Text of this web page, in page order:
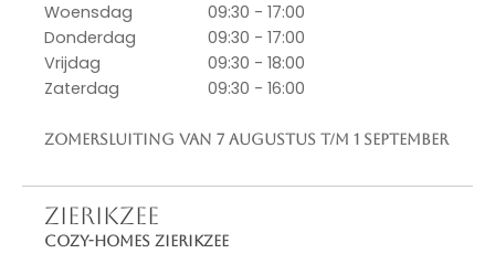
Woensdag
09:30 - 17:00
Donderdag
09:30 - 17:00
Vrijdag
09:30 - 18:00
Zaterdag
09:30 - 16:00
Zomersluiting van 7 augustus t/m 1 september
ZIERIKZEE
Cozy-Homes Zierikzee